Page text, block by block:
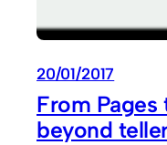
20/01/2017
From Pages
beyond